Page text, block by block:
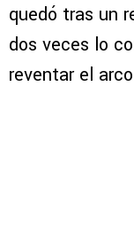
quedó tras un
dos veces lo
reventar el